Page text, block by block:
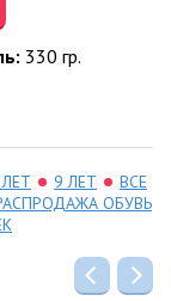
330 гр.
9 ЛЕТ
ВСЕ
ОБУВЬ